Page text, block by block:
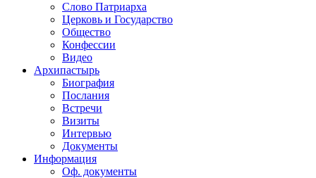
Слово Патриарха
Церковь и Государство
Общество
Конфессии
Видео
Архипастырь
Биография
Послания
Встречи
Визиты
Интервью
Документы
Информация
Оф. документы